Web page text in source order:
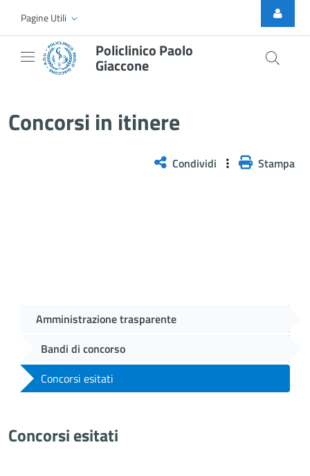
Skip to Main Content
Pagine Utili
Policlinico Paolo
Giaccone
Concorsi in itinere
Condividi Stampa
Amministrazione trasparente
Bandi di concorso
Concorsi esitati
Concorsi esitati